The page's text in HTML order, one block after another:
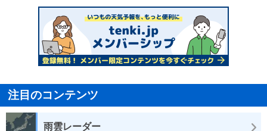
注目のコンテンツ
雨雲レーダー